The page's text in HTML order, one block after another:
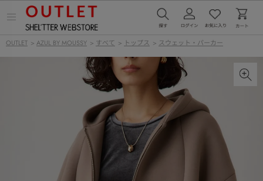
ー
OUTLET > AZUL BY MOUSSY > すべて > トップス > スウェット・パーカー